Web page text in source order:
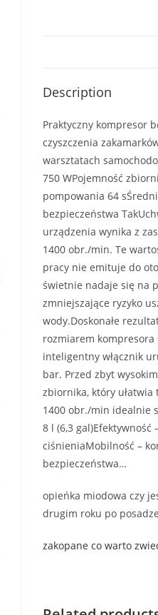
Description
Praktyczny kompresor
czyszczenia
warsztatach
750 WPojemność
pompowania 64
bezpieczeństwa
urządzenia wynika z
1400 obr./min. Te
pracy nie emituje do
świetnie nadaje się na
zmniejszające ryzyko
wody.Doskonałe
rozmiarem
inteligentny włącznik
bar. Przed zbyt
zbiornika, który ułatwia
1400 obr./min idealnie
8 l (6,3
ciśnieniaMobilność –
bezpieczeństwa…
opieńka miodowa czy
drugim roku po
zakopane co warto